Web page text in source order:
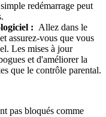
redémarrage peut
: Allez dans le
assurez-vous que vous
Les mises à jour
et d'améliorer la
que le contrôle parental.
pas bloqués comme